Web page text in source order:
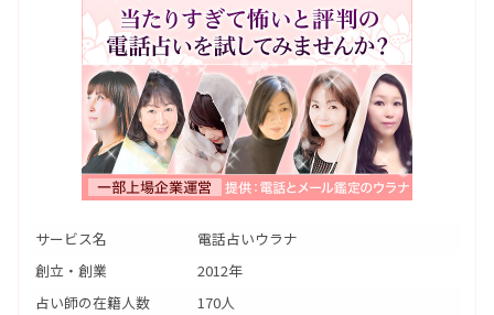
サービス名
電話占いウラナ
創立・創業
2012年
占い師の在籍人数
170人